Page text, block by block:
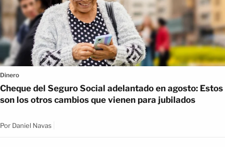
Dinero
Cheque del Seguro Social adelantado en agosto: Estos
son los otros cambios que vienen para jubilados
Por Daniel Navas